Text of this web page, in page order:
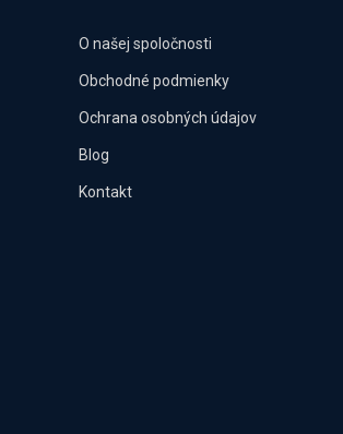
O našej spoločnosti
Obchodné podmienky
Ochrana osobných údajov
Blog
Kontakt